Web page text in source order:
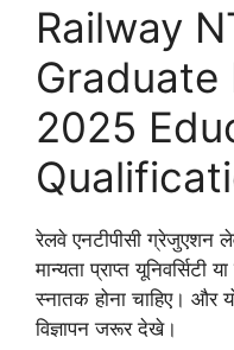
Railway
Graduate
2025
रेलवे एनटीपीसी ग्रेजुएशन
मान्यता प्राप्त यूनिवर्सिटी
स्नातक होना चाहिए। और
विज्ञापन जरूर देखे।